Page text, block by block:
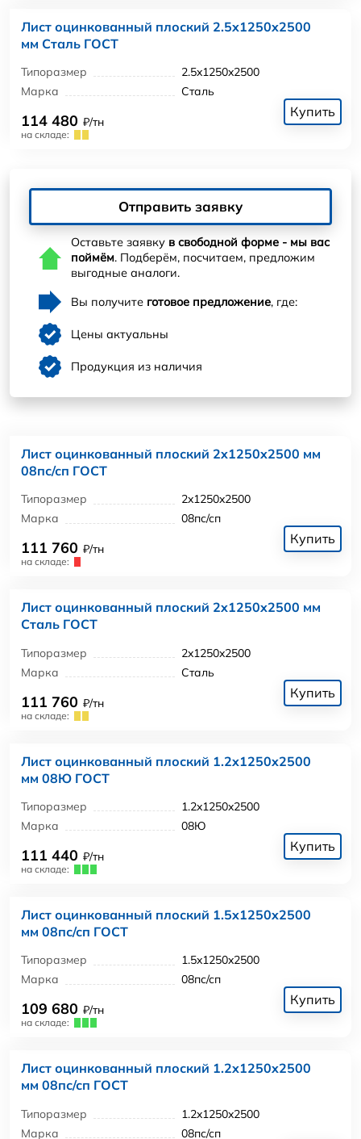
Лист оцинкованный плоский 2.5x1250x2500
мм Сталь ГОСТ
Типоразмер
2.5x1250x2500
Марка
Сталь
114 480 ₽/тн
на складе:
Купить
Отправить заявку
Оставьте заявку в свободной форме - мы вас
поймём. Подберём, посчитаем, предложим
выгодные аналоги.
Вы получите готовое предложение, где:
Цены актуальны
Продукция из наличия
Лист оцинкованный плоский 2x1250x2500 мм
08пс/сп ГОСТ
Типоразмер
2x1250x2500
Марка
08пс/сп
111 760 ₽/тн
на складе:
Купить
Лист оцинкованный плоский 2x1250x2500 мм
Сталь ГОСТ
Типоразмер
2x1250x2500
Марка
Сталь
111 760 ₽/тн
на складе:
Купить
Лист оцинкованный плоский 1.2x1250x2500
мм 08Ю ГОСТ
Типоразмер
1.2x1250x2500
Марка
08Ю
111 440 ₽/тн
на складе:
Купить
Лист оцинкованный плоский 1.5x1250x2500
мм 08пс/сп ГОСТ
Типоразмер
1.5x1250x2500
Марка
08пс/сп
109 680 ₽/тн
на складе:
Купить
Лист оцинкованный плоский 1.2x1250x2500
мм 08пс/сп ГОСТ
Типоразмер
1.2x1250x2500
Марка
08пс/сп